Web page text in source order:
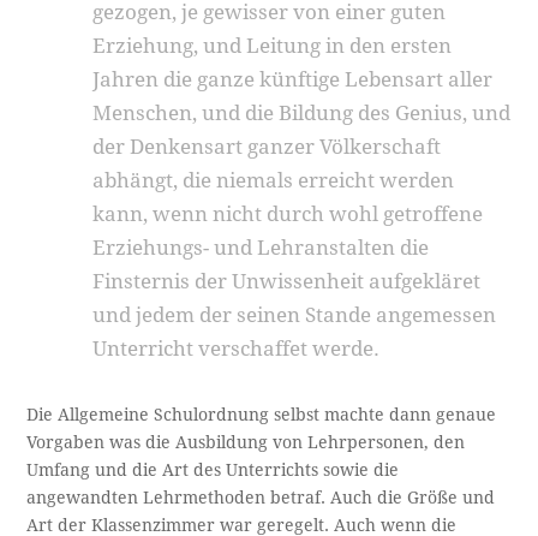
gezogen, je gewisser von einer guten
Erziehung, und Leitung in den ersten
Jahren die ganze künftige Lebensart aller
Menschen, und die Bildung des Genius, und
der Denkensart ganzer Völkerschaft
abhängt, die niemals erreicht werden
kann, wenn nicht durch wohl getroffene
Erziehungs- und Lehranstalten die
Finsternis der Unwissenheit aufgekläret
und jedem der seinen Stande angemessen
Unterricht verschaffet werde.
Die Allgemeine Schulordnung selbst machte dann genaue
Vorgaben was die Ausbildung von Lehrpersonen, den
Umfang und die Art des Unterrichts sowie die
angewandten Lehrmethoden betraf. Auch die Größe und
Art der Klassenzimmer war geregelt. Auch wenn die